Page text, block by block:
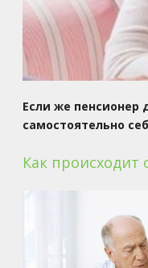
Если же пенсионер
самостоятельно
Как